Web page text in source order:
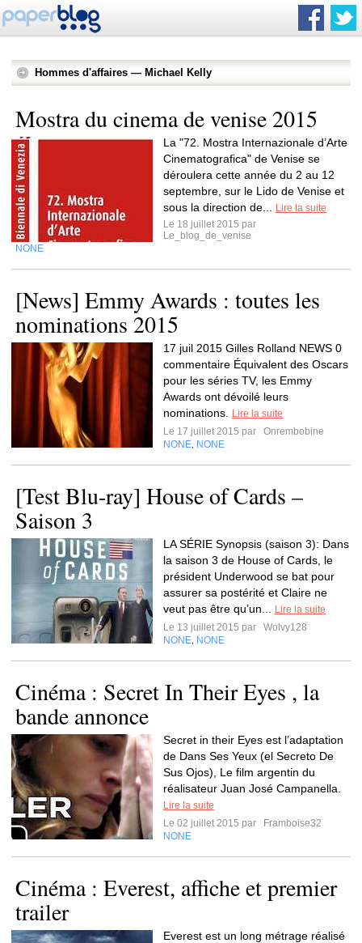
Hommes d'affaires — Michael Kelly
Mostra du cinema de venise 2015
La "72. Mostra Internazionale d’Arte
Cinematografica" de Venise se
déroulera cette année du 2 au 12
septembre, sur le Lido de Venise et
sous la direction de...
Lire la suite
Le 18 juillet 2015 par
Le_blog_de_venise
NONE
[News] Emmy Awards : toutes les
nominations 2015
17 juil 2015 Gilles Rolland NEWS 0
commentaire Équivalent des Oscars
pour les séries TV, les Emmy
Awards ont dévoilé leurs
nominations.
Lire la suite
Le 17 juillet 2015 par
Onrembobine
NONE NONE
[Test Blu-ray] House of Cards –
Saison 3
LA SÉRIE Synopsis (saison 3): Dans
la saison 3 de House of Cards, le
président Underwood se bat pour
assurer sa postérité et Claire ne
veut pas être qu’un...
Lire la suite
Le 13 juillet 2015 par
Wolvy128
NONE NONE
Cinéma : Secret In Their Eyes , la
bande annonce
Secret in their Eyes est l’adaptation
de Dans Ses Yeux (el Secreto De
Sus Ojos), Le film argentin du
réalisateur Juan José Campanella.
Lire la suite
Le 02 juillet 2015 par
Framboise32
NONE
Cinéma : Everest, affiche et premier
trailer
Everest est un long métrage réalisé